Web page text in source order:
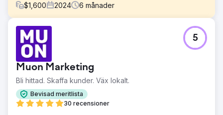
$1,600 2024 6 månader
Utmaning
Vårt mål var att bygga upp en stark SEO-närvaro för icke-
varumärkta sökord för att kunna utnyttja en större
sökvolymsmöjlighet. Kundens nuvarande SEO-strategi
fokuserade starkt på varumärkessökord, som hade 6 800
månatliga sökningar, men saknade synlighet i icke-märkta
sökordskategorier, vilket representerade en betydande
potential på 28 000 månatliga sökningar.
Muon Marketing
Bli hittad. Skaffa kunder. Väx lokalt.
Bevisad meritlista
30 recensioner
5